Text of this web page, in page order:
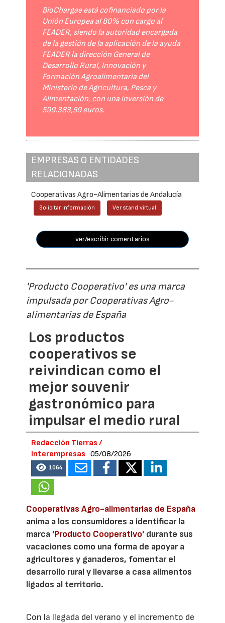
BioChargae está cofinanciado por la
Unión Europea al 80% con cargo al
FEADER, siendo la autoridad encargada
de la gestión de la aplicación de la ayuda
FEADER la dirección General de
Desarrollo Rural, Innovación y
Formación Agroalimentaria del
Ministerio de Agricultura, Pesca y
Alimentación, con una inversión de
599.383,59 euros.
EMPRESAS O ENTIDADES
RELACIONADAS
Cooperativas Agro-Alimentarias de Andalucía
Solicitar información Ver stand virtual
ver/escribir comentarios
'Producto Cooperativo' es una marca
impulsada por Cooperativas Agro-
alimentarias de España
Los productos
cooperativos se
reivindican como el
mejor souvenir
gastronómico para
impulsar el medio rural
Redacción Tierras /
Interempresas
05/08/2026
1064
Cooperativas Agro-alimentarias de España
anima a los consumidores a identificar la
marca 'Producto Cooperativo' durante sus
vacaciones como una forma de apoyar a
agricultores y ganaderos, fomentar el
desarrollo rural y llevarse a casa alimentos
ligados al territorio.
Con la llegada del verano y el incremento de